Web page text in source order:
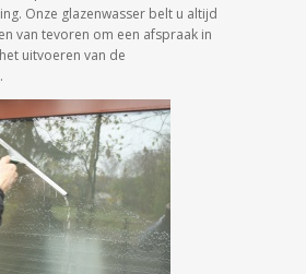
Onze glazenwasser belt u altijd
van tevoren om een afspraak in
uitvoeren van de